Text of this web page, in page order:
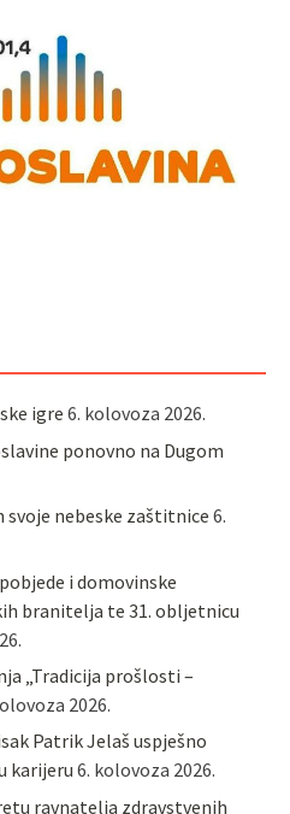
igre 6. kolovoza 2026.
ponovno na Dugom
nebeske zaštitnice 6.
i domovinske
branitelja te 31. obljetnicu
„Tradicija prošlosti –
2026.
Patrik Jelaš uspješno
karijeru 6. kolovoza 2026.
ravnatelja zdravstvenih